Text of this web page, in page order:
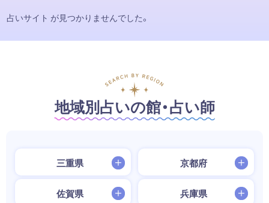
占いサイト が見つかりませんでした。
地域別占いの館・占い師
三重県 京都府
佐賀県 兵庫県